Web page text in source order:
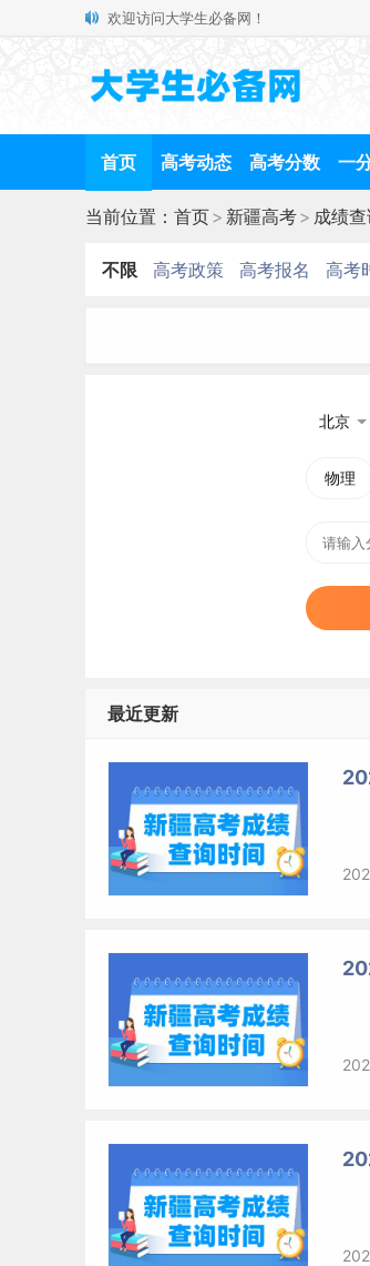
欢迎访问大学生必备网！
首页 高考动态 高考分数 一
当前位置： 首页> 新疆高考> 成绩查
不限 高考政策 高考报名 高考
北京
物理
最近更新